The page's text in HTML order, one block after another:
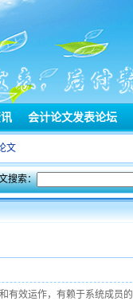
会计论文发表论坛
文
搜索：
有效运作，有赖于系统成员